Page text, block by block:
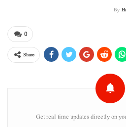
By
0
Share
Get real time updates directly on